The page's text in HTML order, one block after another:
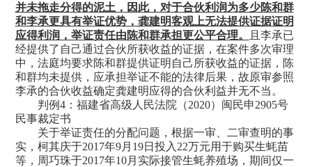
并未拖走分得的泥土，因此，对于合伙利润为多少陈和群
和李承更具有举证优势，龚建明客观上无法提供证据证明
应得利润，举证责任由陈和群承担更公平合理。
且李承已
经提供了自己通过合伙所获收益的证据，在案件多次审理
中，法庭均要求陈和群提供证明自己所获收益的证据，陈
和群均未提供，应承担举证不能的法律后果，故原审参照
李承的合伙收益确定龚建明应得的合伙利益并无不当。
判例4：福建省高级人民法院（2020）闽民申2905号
民事裁定书
关于举证责任的分配问题，根据一审、二审查明的事
实，柯其庆于2017年9月19日投入22万元用于购买生蚝苗
等，周巧珠于2017年10月实际接管生蚝养殖场，期间仅一